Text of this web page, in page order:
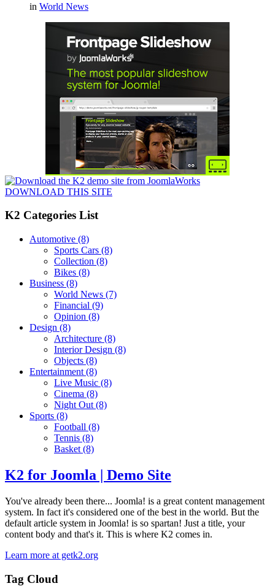
in World News
DOWNLOAD THIS SITE
K2 Categories List
Automotive (8)
Sports Cars (8)
Collection (8)
Bikes (8)
Business (8)
World News (7)
Financial (9)
Opinion (8)
Design (8)
Architecture (8)
Interior Design (8)
Objects (8)
Entertainment (8)
Live Music (8)
Cinema (8)
Night Out (8)
Sports (8)
Football (8)
Tennis (8)
Basket (8)
K2 for Joomla | Demo Site
You've already been there... Joomla! is a great content management
system. In fact it's considered one of the best in the world. But the
default article system in Joomla! is so spartan! Just a title, your
content body and that's it. This is where K2 comes in.
Learn more at getk2.org
Tag Cloud